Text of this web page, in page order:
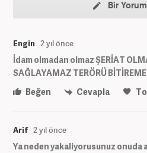
Bir
Engin 2 yıl önce
İdam olmadan olmaz ŞERİAT
SAĞLAYAMAZ TERÖRÜ
Beğen
Cevapla
Arif 2 yıl önce
Ya neden yakaliyorusunuz onuda